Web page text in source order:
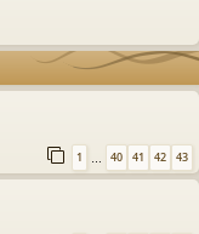
1 … 40 41 42 43